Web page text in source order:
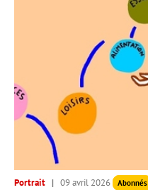
Portrait 09 avril 2026 Abonnés